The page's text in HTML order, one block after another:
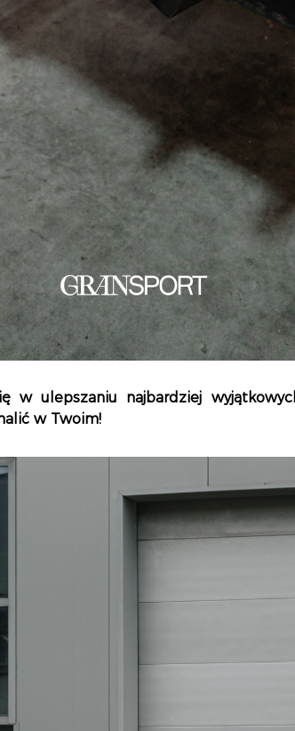
w ulepszaniu najbardziej
w Twoim!